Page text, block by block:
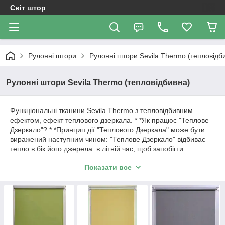
Світ штор
Рулонні штори Рулонні штори Sevila Thermo
Рулонні штори Sevila Thermo (тепловідбивна)
Функціональні тканини Sevila Thermo з тепловідбивним
ефектом, ефект теплового дзеркала. * *Як працює "Теплове
Дзеркало"? * *Принцип дії "Теплового Дзеркала" може бути
виражений наступним чином: "Теплове Дзеркало" відбиває
тепло в бік його джерела: в літній час, щоб запобігти
Рекомендовано для вікон, що виходять на сонячну сторону.
рулонних штор з тканини Sevila Thermo (тепловідбивна) у
ніж Вам треба, ми можемо підрізати штору під Ваш розмір.
Показати все